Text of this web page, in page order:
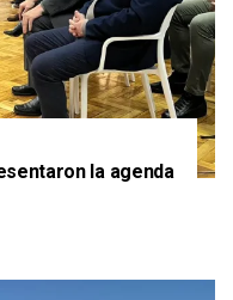
la agenda